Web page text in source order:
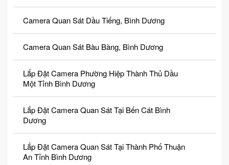
Camera Quan Sát Dầu Tiếng, Bình Dương
Camera Quan Sát Bàu Bàng, Bình Dương
Lắp Đặt Camera Phường Hiệp Thành Thủ Dầu
Một Tỉnh Bình Dương
Lắp Đặt Camera Quan Sát Tại Bến Cát Bình
Dương
Lắp Đặt Camera Quan Sát Tại Thành Phố Thuận
An Tỉnh Bình Dương